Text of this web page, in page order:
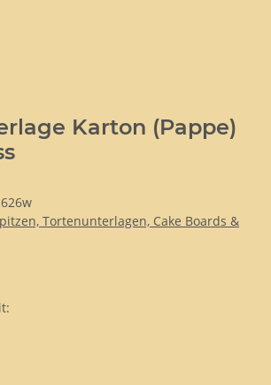
Karton (Pappe)
Tortenunterlagen, Cake Boards &